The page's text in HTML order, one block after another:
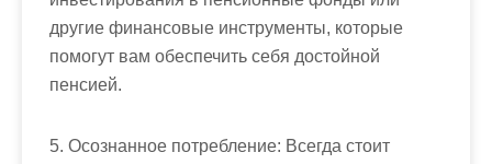
другие финансовые инструменты, которые
помогут вам обеспечить себя достойной
пенсией.
5. Осознанное потребление: Всегда стоит